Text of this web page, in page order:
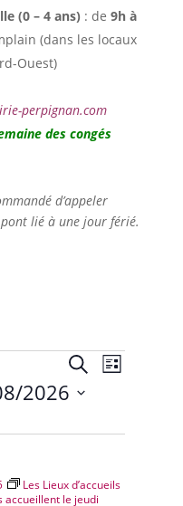
(0 – 4 ans) : de 9h à
(dans les locaux
Ouest)
perpignan.com
des congés
d’appeler
lié à une jour férié.
Recherche
et
navigation
de
Recherche
de
Liste
2026
Les Lieux d’accueils
accueillent le jeudi